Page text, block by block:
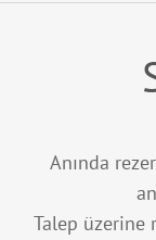
Anında
Talep üzerine